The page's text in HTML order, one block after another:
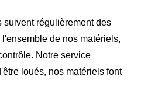
régulièrement des
de nos matériels,
Notre service
loués, nos matériels font